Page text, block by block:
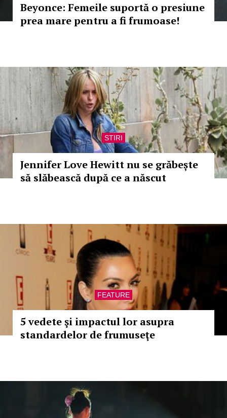
Beyonce: Femeile suportă o presiune
prea mare pentru a fi frumoase!
STIRI
Jennifer Love Hewitt nu se grăbește
să slăbească după ce a născut
FEATURE
5 vedete şi impactul lor asupra
standardelor de frumuseţe